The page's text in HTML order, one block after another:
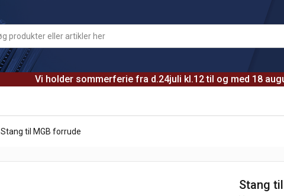
Vi holder sommerferie fra d.24juli kl.12 til og med 18
Stang til MGB forrude
Stang